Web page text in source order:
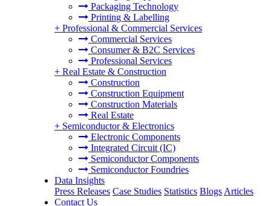
Packaging Technology
Printing & Labelling
+ Professional & Commercial Services
Commercial Services
Consumer & B2C Services
Professional Services
+ Real Estate & Construction
Construction
Construction Equipment
Construction Materials
Real Estate
+ Semiconductor & Electronics
Electronic Components
Integrated Circuit (IC)
Semiconductor Components
Semiconductor Foundries
Data Insights
Press Releases Case Studies Statistics Blogs Articles
Contact Us